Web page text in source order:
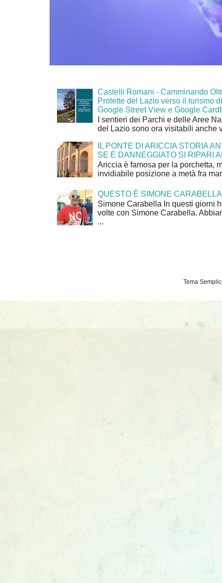
Castelli Romani - Camminando
Protette del Lazio verso il turismo
Google Street View e Google
I sentieri dei Parchi e delle Aree
del Lazio sono ora visitabili anche
IL PONTE DI ARICCIA STORIA
SE È DANNEGGIATO SI RIPARI
Ariccia è famosa per la porchetta,
invidiabile posizione a metà fra
QUESTO È SIMONE CARABELLA
Simone Carabella In questi giorni
volte con Simone Carabella.
...
Tema